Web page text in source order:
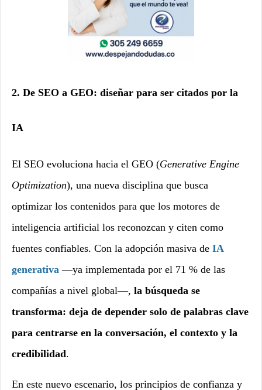
2. De SEO a GEO: diseñar para ser citados por la
IA
El SEO evoluciona hacia el GEO (Generative Engine
Optimization), una nueva disciplina que busca
optimizar los contenidos para que los motores de
inteligencia artificial los reconozcan y citen como
fuentes confiables. Con la adopción masiva de IA
generativa —ya implementada por el 71 % de las
compañías a nivel global—, la búsqueda se
transforma: deja de depender solo de palabras clave
para centrarse en la conversación, el contexto y la
credibilidad.
En este nuevo escenario, los principios de confianza y